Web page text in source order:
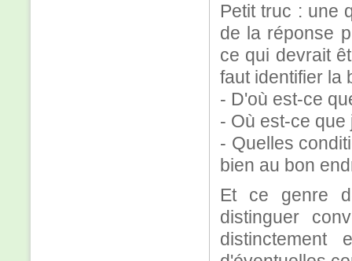
Petit truc : une
de la réponse
ce qui devrait
faut identifier la
- D'où est-ce
- Où est-ce
- Quelles
bien au bon
Et ce genre
distinguer